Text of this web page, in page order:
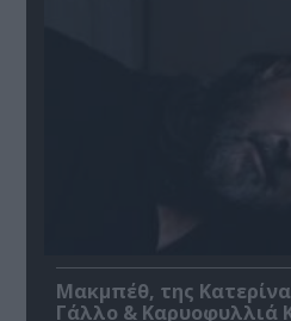
Μακμπέθ, της
Γάλλο & Καρυοφυλλιά